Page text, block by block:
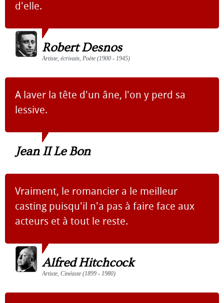
d'elle.
Robert Desnos
Artiste, écrivain, Poète (1900 - 1945)
A laver la tête d'un âne, l'on y perd sa
lessive.
Jean II Le Bon
Vraiment, le romancier a le meilleur
casting puisqu'il n'a pas à faire face aux
acteurs et à tout le reste.
Alfred Hitchcock
Artiste, Cinéaste (1899 - 1980)